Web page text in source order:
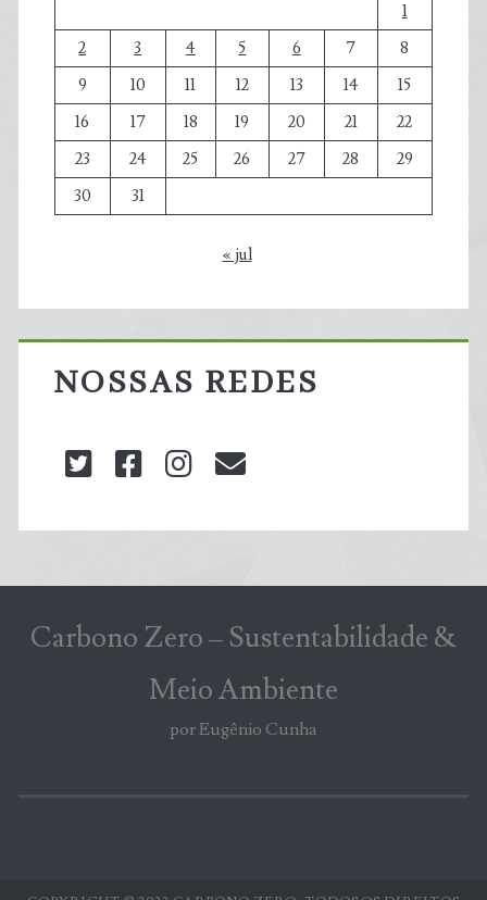
1
2
3 4 5 6 7
8
9
10 11 12 13 14
15
16
17 18 19 20 21
22
23
24 25 26 27 28
29
30
31
« jul
NOSSAS REDES
twitterfacebookinstagram
Carbono Zero – Sustentabilidade &
Meio Ambiente
por Eugênio Cunha